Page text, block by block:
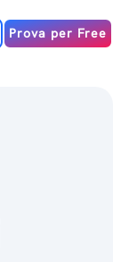
Prova per Free